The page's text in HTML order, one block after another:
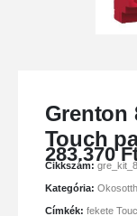
Grenton
Touch
283.370
Cikkszám:
Kategória:
Címkék: fekete